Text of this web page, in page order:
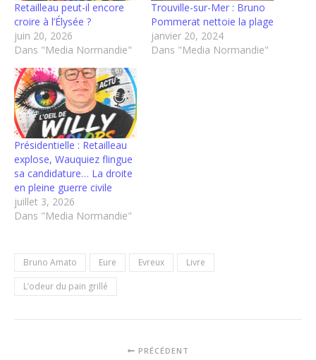
Retailleau peut-il encore
croire à l’Élysée ?
juin 20, 2026
Dans "Media Normandie"
Trouville-sur-Mer : Bruno
Pommerat nettoie la plage
janvier 20, 2024
Dans "Media Normandie"
Présidentielle : Retailleau
explose, Wauquiez flingue
sa candidature… La droite
en pleine guerre civile
juillet 3, 2026
Dans "Media Normandie"
Bruno Amato Eure Evreux
Livre
L’odeur du pain grillé
PRÉCÉDENT